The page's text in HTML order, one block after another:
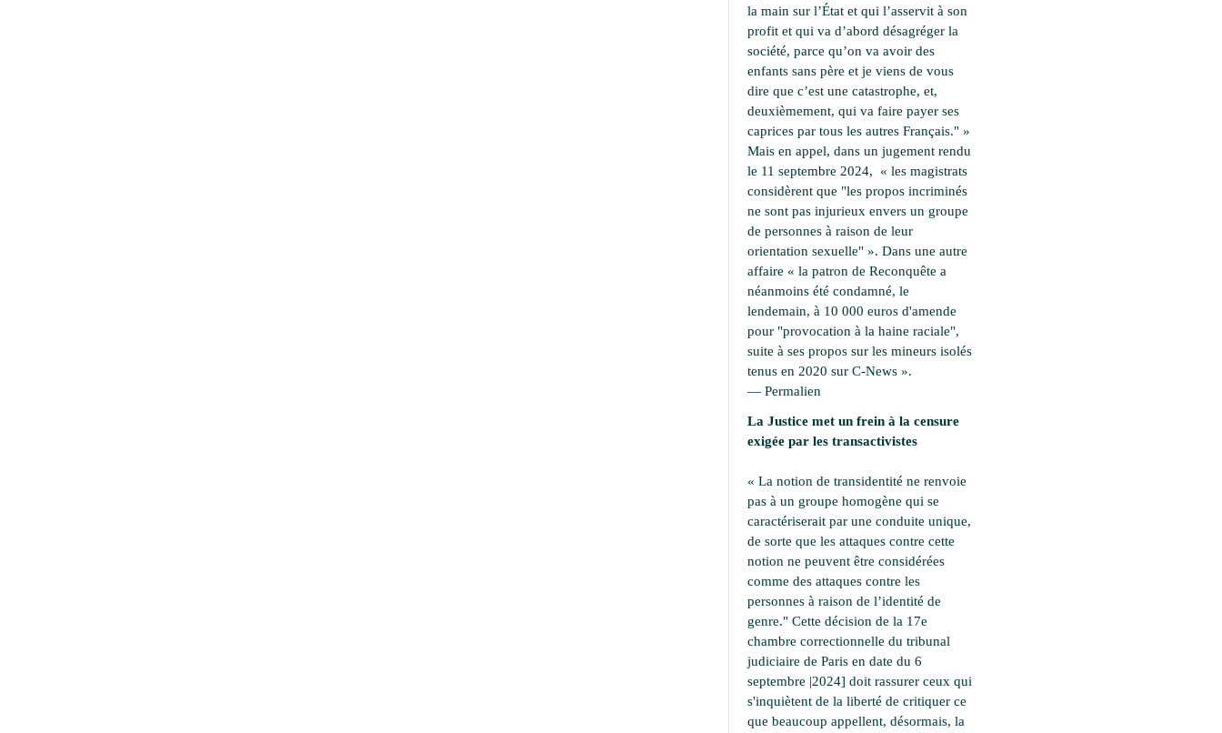
la main sur l’État et qui l’asservit à son
profit et qui va d’abord désagréger la
société, parce qu’on va avoir des
enfants sans père et je viens de vous
dire que c’est une catastrophe, et,
deuxièmement, qui va faire payer ses
caprices par tous les autres Français." »
Mais en appel, dans un jugement rendu
le 11 septembre 2024, « les magistrats
considèrent que "les propos incriminés
ne sont pas injurieux envers un groupe
de personnes à raison de leur
orientation sexuelle" ». Dans une autre
affaire « la patron de Reconquête a
néanmoins été condamné, le
lendemain, à 10 000 euros d'amende
pour "provocation à la haine raciale",
suite à ses propos sur les mineurs isolés
tenus en 2020 sur C-News ».
— Permalien
La Justice met un frein à la censure
exigée par les transactivistes
« La notion de transidentité ne renvoie
pas à un groupe homogène qui se
caractériserait par une conduite unique,
de sorte que les attaques contre cette
notion ne peuvent être considérées
comme des attaques contre les
personnes à raison de l’identité de
genre." Cette décision de la 17e
chambre correctionnelle du tribunal
judiciaire de Paris en date du 6
septembre |2024] doit rassurer ceux qui
s'inquiètent de la liberté de critiquer ce
que beaucoup appellent, désormais, la